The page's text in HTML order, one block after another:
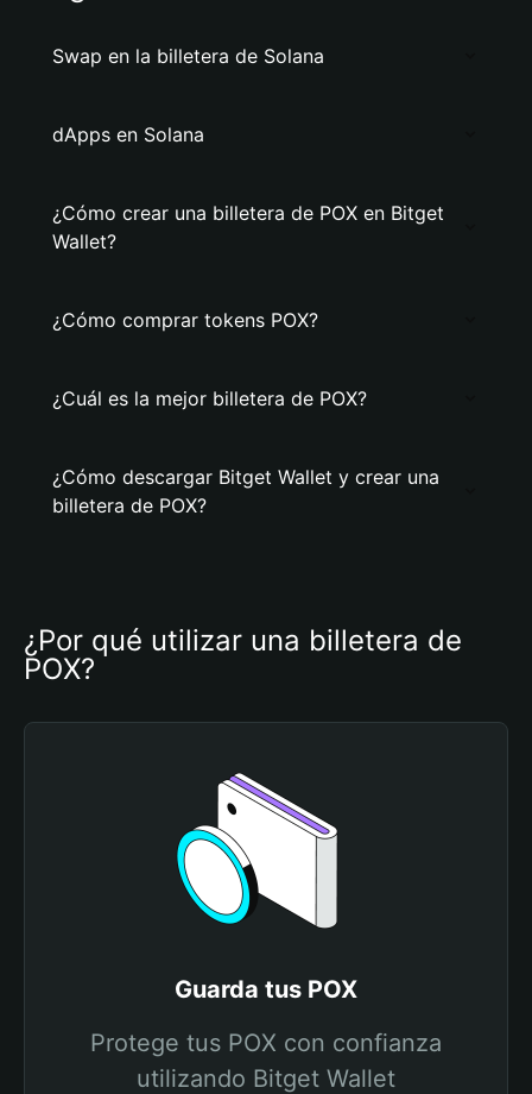
Swap en la billetera de Solana
dApps en Solana
¿Cómo crear una billetera de POX en Bitget
Wallet?
¿Cómo comprar tokens POX?
¿Cuál es la mejor billetera de POX?
¿Cómo descargar Bitget Wallet y crear una
billetera de POX?
¿Por qué utilizar una billetera de
POX?
Guarda tus POX
Protege tus POX con confianza
utilizando Bitget Wallet